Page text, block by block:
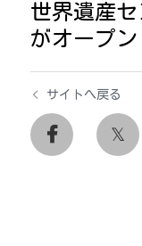
世界遺産
がオープン
サイトへ戻る